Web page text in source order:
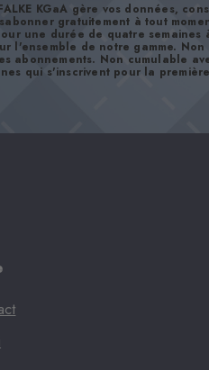
KGaA gère vos données,
gratuitement à tout
une durée de quatre semaines
l'ensemble de notre gamme.
abonnements. Non cumulable
qui s'inscrivent pour la